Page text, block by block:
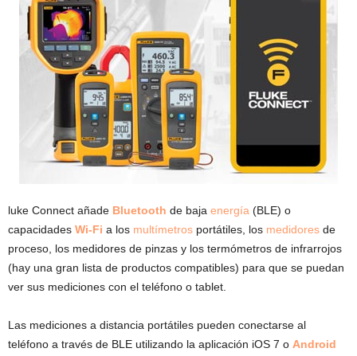
luke Connect añade Bluetooth de baja energía (BLE) o
capacidades Wi-Fi a los multímetros portátiles, los medidores de
proceso, los medidores de pinzas y los termómetros de infrarrojos
(hay una gran lista de productos compatibles) para que se puedan
ver sus mediciones con el teléfono o tablet.
Las mediciones a distancia portátiles pueden conectarse al
teléfono a través de BLE utilizando la aplicación iOS 7 o Android